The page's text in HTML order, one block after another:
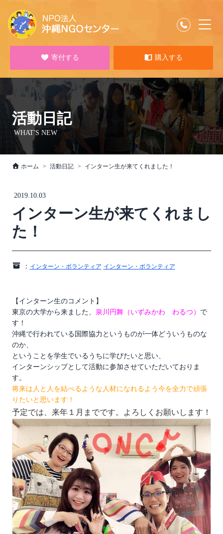
寄付する 購入する
活動日記
WHAT'S NEW
ホーム 活動日記 インターン生が来てくれました！
2019.10.03
インターン生が来てくれまし
た！
： インターン・ボランティア インターン・ボランティア
【インターン生のコメント】
東京の大学から来ました、 泉川円舞（いずみかわ わるつ） で
す！
沖縄で行われている国際協力というものが一体どういうものな
のか、
ということを学生でいるうちに学びたいと思い、
インターンシップとして活動に参加させていただいておりま
す。
将来は人と人を結べるような人材になれるよう今を全力で頑張
りたいと思います！
予定では、来年１月までです。よろしくお願いします！